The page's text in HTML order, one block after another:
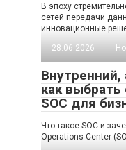
В эпоху
сетей передачи
инновационные
28.06.2026
Внутренний,
как
SOC для
Что такое SOC и
Operations Center